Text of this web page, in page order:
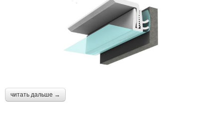
читать дальше →